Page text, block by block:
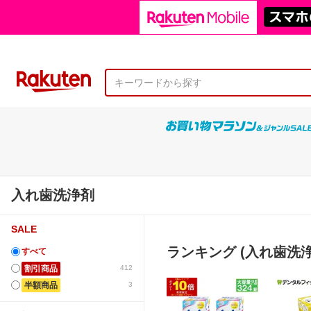
入れ歯洗浄剤
SALE
すべて
412
割引商品
3
半額商品
ランキング (入れ歯洗